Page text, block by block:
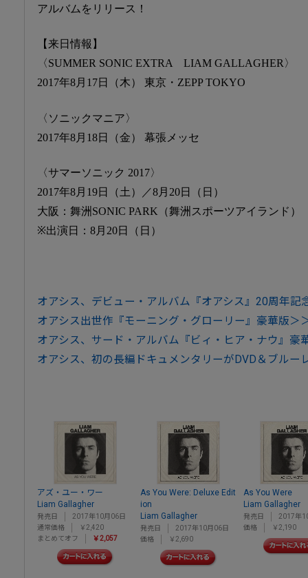
アルバムをリリース！
【来日情報】
〈SUMMER SONIC EXTRA LIAM GALLAGHER〉
2017年8月17日（木） 東京・ZEPP TOKYO
〈ソニックマニア〉
2017年8月18日（金） 幕張メッセ
〈サマーソニック 2017〉
2017年8月19日（土）／8月20日（日）
大阪：舞洲SONIC PARK（舞洲スポーツアイランド）
※出演日：8月20日（日）
オアシス、デビュー・アルバム『オアシス』20周年記
オアシス出世作『モーニング・グローリー』豪華版＞
オアシス、サード・アルバム『ビィ・ヒア・ナウ』豪
オアシス、初の長編ドキュメンタリーがDVD＆ブルー
アズ・ユー・ワー
Liam Gallagher
発売日
2017年10月06日
通常価格
￥2,420
まとめてオフ
￥2,057
As You Were: Deluxe Edit
ion
Liam Gallagher
発売日
2017年10月06日
価格
￥2,690
As You Were
Liam Gallagher
発売日
2017年
価格
￥2,190